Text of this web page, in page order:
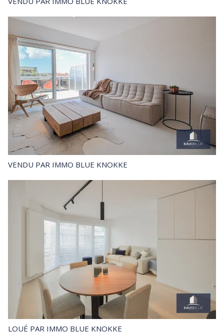
VENDU PAR IMMO BLUE KNOKKE
LOUÉ PAR IMMO BLUE KNOKKE